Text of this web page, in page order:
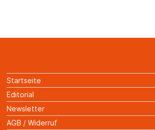
Startseite
Editorial
Newsletter
AGB / Widerruf